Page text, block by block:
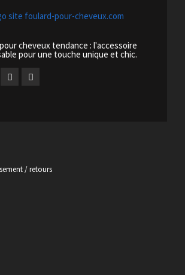
cheveux tendance : l'accessoire
pour une touche unique et chic.
/ retours